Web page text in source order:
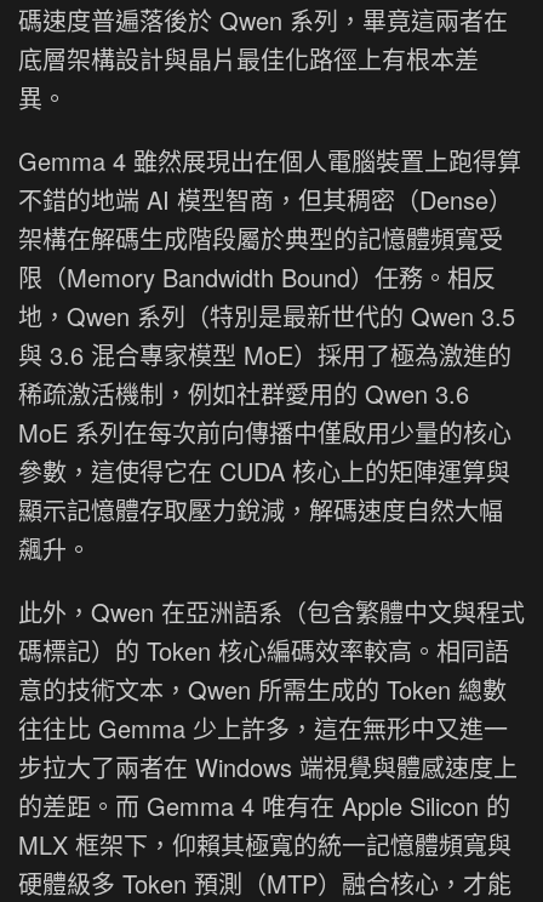
碼速度普遍落後於 Qwen 系列，畢竟這兩者在
底層架構設計與晶片最佳化路徑上有根本差
異。
Gemma 4 雖然展現出在個人電腦裝置上跑得算
不錯的地端 AI 模型智商，但其稠密（Dense）
架構在解碼生成階段屬於典型的記憶體頻寬受
限（Memory Bandwidth Bound）任務。相反
地，Qwen 系列（特別是最新世代的 Qwen 3.5
與 3.6 混合專家模型 MoE）採用了極為激進的
稀疏激活機制，例如社群愛用的 Qwen 3.6
MoE 系列在每次前向傳播中僅啟用少量的核心
參數，這使得它在 CUDA 核心上的矩陣運算與
顯示記憶體存取壓力銳減，解碼速度自然大幅
飆升。
此外，Qwen 在亞洲語系（包含繁體中文與程式
碼標記）的 Token 核心編碼效率較高。相同語
意的技術文本，Qwen 所需生成的 Token 總數
往往比 Gemma 少上許多，這在無形中又進一
步拉大了兩者在 Windows 端視覺與體感速度上
的差距。而 Gemma 4 唯有在 Apple Silicon 的
MLX 框架下，仰賴其極寬的統一記憶體頻寬與
硬體級多 Token 預測（MTP）融合核心，才能